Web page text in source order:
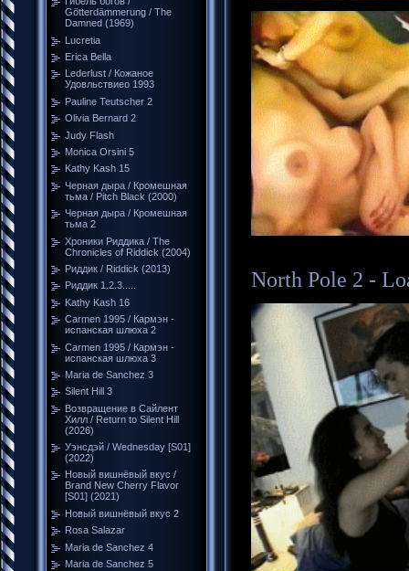
Götterdämmerung / The
Damned (1969)
Lucretia
Erica Bella
Lederlust / Кожаное
Удовльствиео 1993
Pauline Teutscher 2
Olivia Bernard 2
Judy Flash
Monica Orsini 5
Kathy Kash 15
Черная дыра / Кромешная
тьма / Pitch Black (2000)
Черная дыра / Кромешная
тьма 2
Хроники Риддика / The
Chronicles of Riddick (2004)
Риддик / Riddick (2013)
Риддик 1.2.3.....
Kathy Kash 16
Carmen 1995 / Кармэн -
испанская шлюха 2
Carmen 1995 / Кармэн -
испанская шлюха 3
Maria de Sanchez 3
Silent Hill 3
Возвращение в Сайлент
Хилл / Return to Silent Hill
(2026)
Уэнсдэй / Wednesday [S01]
(2022)
Новый вишнёвый вкус /
Brand New Cherry Flavor
[S01] (2021)
Новый вишнёвый вкус 2
Rosa Salazar
Maria de Sanchez 4
Maria de Sanchez 5
North Pole 2 -